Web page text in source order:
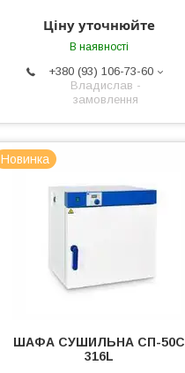
Ціну уточнюйте
В наявності
+380 (93) 106-73-60
Владислав -
замовлення
Новинка
ШАФА СУШИЛЬНА СП-50С
316L